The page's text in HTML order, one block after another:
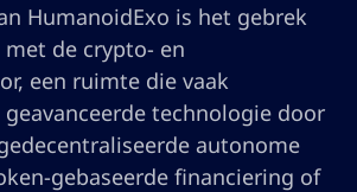
HumanoidExo is het gebrek
de crypto- en
een ruimte die vaak
technologie door
autonome
gebaseerde financiering of